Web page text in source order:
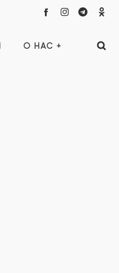
О НАС +